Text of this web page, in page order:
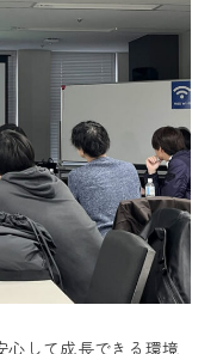
心して成長できる環境